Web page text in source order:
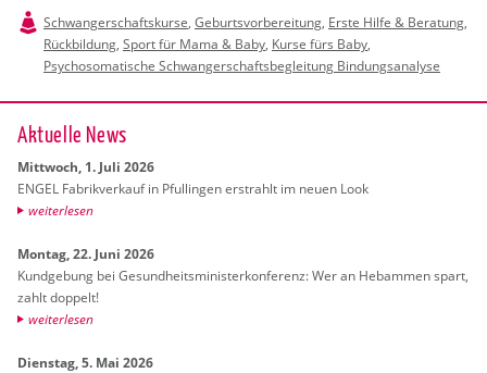
Schwangerschaftskurse, Geburtsvorbereitung, Erste Hilfe & Beratung,
Rückbildung, Sport für Mama & Baby, Kurse fürs Baby,
Psychosomatische Schwangerschaftsbegleitung Bindungsanalyse
Ak­tu­el­le News
Mitt­woch, 1. Juli 2026
ENGEL Fa­brik­ver­kauf in Pful­lin­gen er­strahlt im neuen Look
wei­ter­le­sen
Mon­tag, 22. Juni 2026
Kund­ge­bung bei Ge­sund­heits­mi­nis­ter­kon­fe­renz: Wer an Heb­am­men spart,
zahlt dop­pelt!
wei­ter­le­sen
Diens­tag, 5. Mai 2026